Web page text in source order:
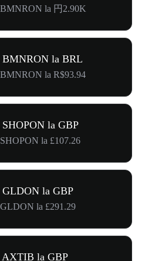
BMNRON la 円2.90K
BMNRON la BRL
BMNRON la R$93.94
la GBP
la £107.26
GLDON la GBP
la £291.29
AXTIB la GBP